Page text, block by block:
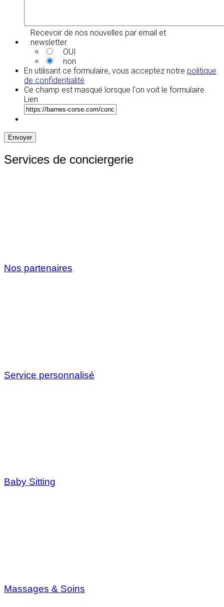
Recevoir de nos nouvelles par email et
newsletter
OUI
non
En utilisant ce formulaire, vous acceptez notre politique
de confidentialité.
Ce champ est masqué lorsque l‘on voit le formulaire.
Lien
Envoyer
Services de conciergerie
Nos partenaires
Service personnalisé
Baby Sitting
Massages & Soins